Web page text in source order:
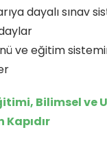
dayalı sınav
ve eğitim
Bilimsel ve
Kapıdır